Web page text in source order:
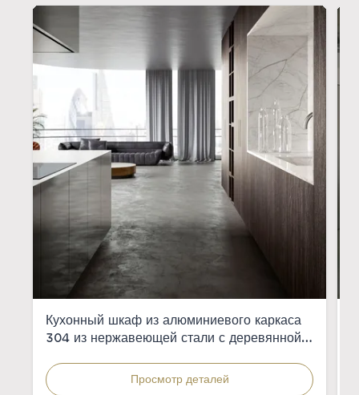
Кухонный шкаф из алюминиевого каркаса
304 из нержавеющей стали с деревянной
Просмотр деталей